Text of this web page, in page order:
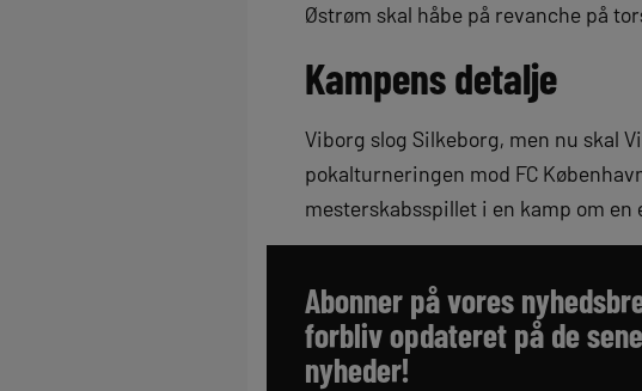
Østrøm skal håbe på revanche på
Kampens detalje
Viborg slog Silkeborg, men nu skal
pokalturneringen mod FC
mesterskabsspillet i en kamp om
Abonner på vores
forbliv opdateret på de
nyheder!